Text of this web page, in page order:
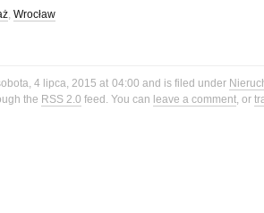
, Wrocław
4 lipca, 2015 at 04:00 and is filed under
the RSS 2.0 feed. You can leave a comment, or